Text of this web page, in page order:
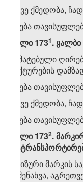
იგივე ქმედობა,
ისჯება
მუხლი173​1.ყალბი
დამატებული
ფაქტურების
ისჯება
იგივე ქმედობა,
ისჯება
მუხლი173​2.
აქციზური
ან შენახვა,